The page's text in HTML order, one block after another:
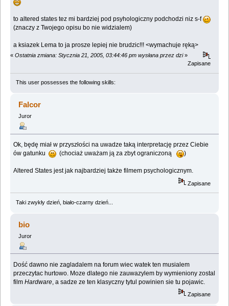
to altered states tez mi bardziej pod psyhologiczny podchodzi niz s-f
(znaczy z Twojego opisu bo nie widzialem)
a ksiazek Lema to ja prosze lepiej nie brudzic!!! <wymachuje ręką>
« Ostatnia zmiana: Stycznia 21, 2005, 03:44:46 pm wysłana przez dzi»
Zapisane
This user possesses the following skills:
Falcor
Juror
Ok, będę miał w przyszłości na uwadze taką interpretację przez Ciebie
ów gatunku
(chociaż uważam ją za zbyt ograniczoną )
Altered States jest jak najbardziej także filmem psychologicznym.
Zapisane
Taki zwykły dzień, biało-czarny dzień...
bio
Juror
Dość dawno nie zagladalem na forum wiec watek ten musialem
przeczytac hurtowo. Moze dlatego nie zauwazylem by wymieniony zostal
filmHardware, a sadze ze ten klasyczny tytul powinien sie tu pojawic.
Zapisane